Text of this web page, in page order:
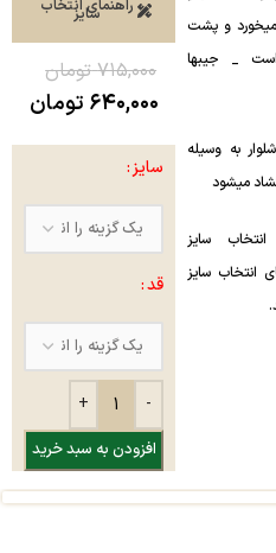
و پشت
_ جیبها
به وسیله
میشود
سایز
انتخاب سایز
راهنمای انتخاب
سایز
۷۱۵,۰۰۰ تومان
۶۴۰,۰۰۰ تومان
سایز
قد
افزودن به سبد خرید